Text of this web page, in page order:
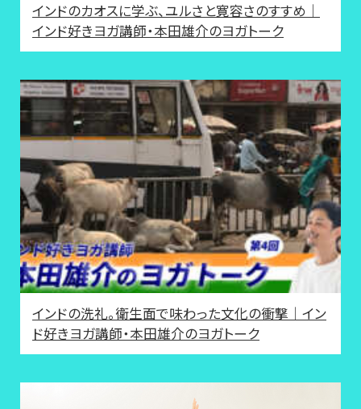
インドのカオスに学ぶ、ユルさと寛容さのすすめ｜
インド好きヨガ講師・本田雄介のヨガトーク
インドの洗礼。衛生面で味わった文化の衝撃｜イン
ド好きヨガ講師・本田雄介のヨガトーク